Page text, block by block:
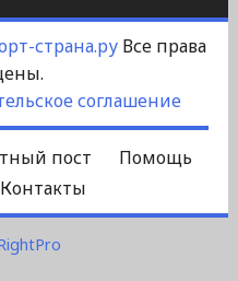
страна.руВсе права
соглашение
пост
Помощь
Контакты